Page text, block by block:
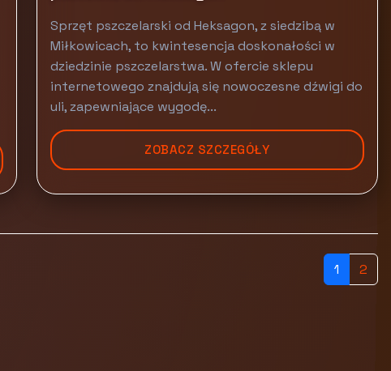
Sprzęt pszczelarski od Heksagon, z siedzibą w
Miłkowicach, to kwintesencja doskonałości w
dziedzinie pszczelarstwa. W ofercie sklepu
internetowego znajdują się nowoczesne dźwigi do
uli, zapewniające wygodę...
ZOBACZ SZCZEGÓŁY
1 2